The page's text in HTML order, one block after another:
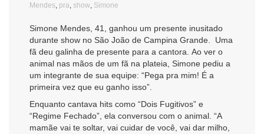
Mendes pra show Simone
Simone Mendes, 41, ganhou um presente inusitado
durante show no São João de Campina Grande. Uma
fã deu galinha de presente para a cantora. Ao ver o
animal nas mãos de um fã na plateia, Simone pediu a
um integrante de sua equipe: “Pega pra mim! É a
primeira vez que eu ganho isso”.
Enquanto cantava hits como “Dois Fugitivos” e
“Regime Fechado”, ela conversou com o animal. “A
mamãe vai te soltar, vai cuidar de você, vai dar milho,